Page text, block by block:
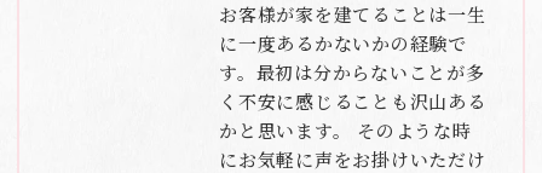
お客様が家を建てることは一生
に一度あるかないかの経験で
す。最初は分からないことが多
く不安に感じることも沢山ある
かと思います。 そのような時
にお気軽に声をお掛けいただけ